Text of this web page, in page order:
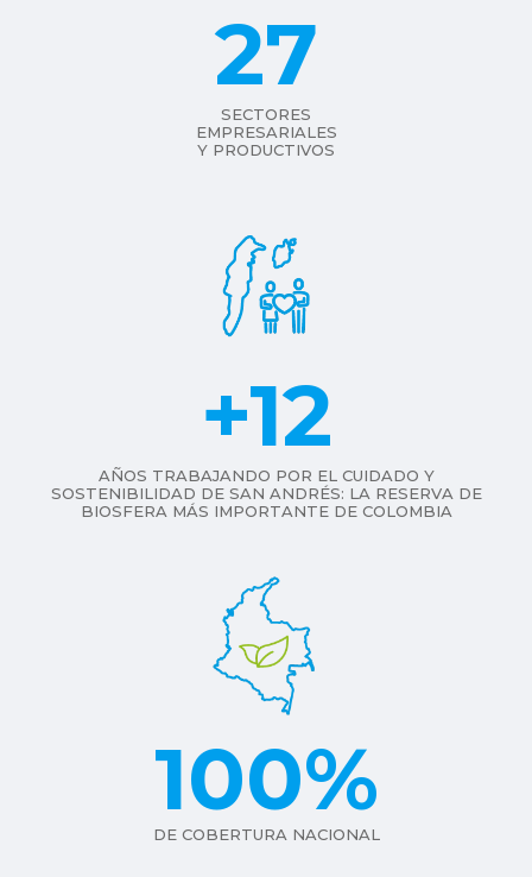
27
SECTORES
EMPRESARIALES
Y PRODUCTIVOS
+12
AÑOS TRABAJANDO POR EL CUIDADO Y
SOSTENIBILIDAD DE SAN ANDRÉS: LA RESERVA DE
BIOSFERA MÁS IMPORTANTE DE COLOMBIA
100%
DE COBERTURA NACIONAL